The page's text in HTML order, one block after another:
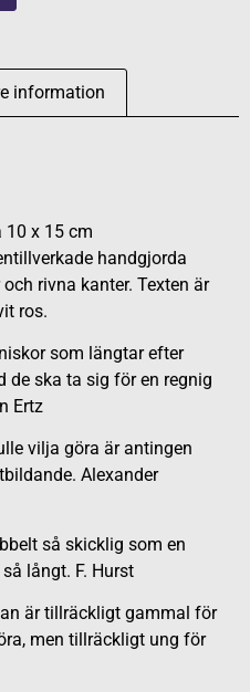
information
10 x 15 cm
handgjorda
rivna kanter. Texten är
ros.
som längtar efter
de ska ta sig för en regnig
Ertz
vilja göra är antingen
Alexander
så skicklig som en
långt. F. Hurst
är tillräckligt gammal för
men tillräckligt ung för